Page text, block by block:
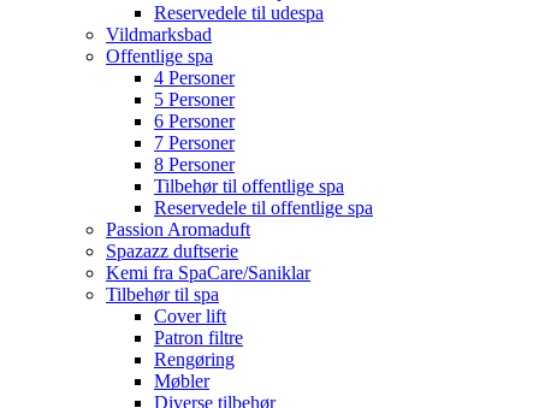
Reservedele til udespa
Vildmarksbad
Offentlige spa
4 Personer
5 Personer
6 Personer
7 Personer
8 Personer
Tilbehør til offentlige spa
Reservedele til offentlige spa
Passion Aromaduft
Spazazz duftserie
Kemi fra SpaCare/Saniklar
Tilbehør til spa
Cover lift
Patron filtre
Rengøring
Møbler
Diverse tilbehør